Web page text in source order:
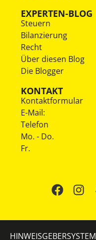
EXPERTEN-BLOG
Steuern
Bilanzierung
Recht
Über diesen Blog
Die Blogger
KONTAKT
Kontaktformular
E-Mail:
Telefon
Mo. - Do.
Fr.
HINWEISGEBERSYSTEM